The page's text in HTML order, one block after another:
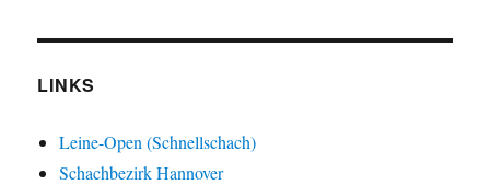
LINKS
Leine-Open (Schnellschach)
Schachbezirk Hannover